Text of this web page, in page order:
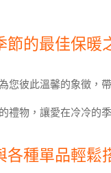
節的最佳保暖
您彼此溫馨的象徵，
禮物，讓愛在冷冷的
各種單品輕鬆